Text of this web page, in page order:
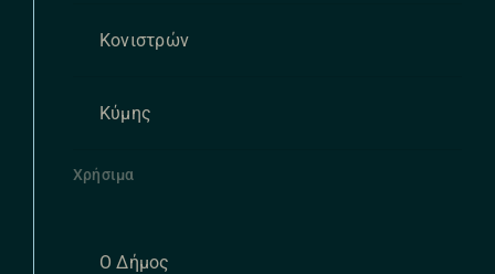
Κονιστρών
Κύμης
Χρήσιμα
Ο Δήμος